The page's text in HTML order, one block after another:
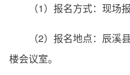
（1）报名方式：现场
（2）报名地点：辰溪
楼会议室。